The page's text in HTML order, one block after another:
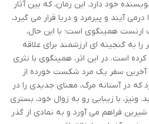
خود دارد. این رمان، که بین آثار
آیند و پیرمرد و دریا قرار می گیرد،
ارنست همینگوی است؛ با این حال،
را به گنجینه ای ارزشمند برای علاقه
است. در این اثر، همینگوی با نثری
آخرین سفر یک مرد شکست خورده از
که در آستانه مرگ، معنای جدیدی را در
ونیز، با زیبایی رو به زوال خود، بستری
فراهم می آورد و به نمادی از گذر